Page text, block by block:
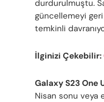
durdurulmuştu.
güncellemeyi
temkinli
İlginizi Çekebilir:
Galaxy S23 One
Nisan sonu veya